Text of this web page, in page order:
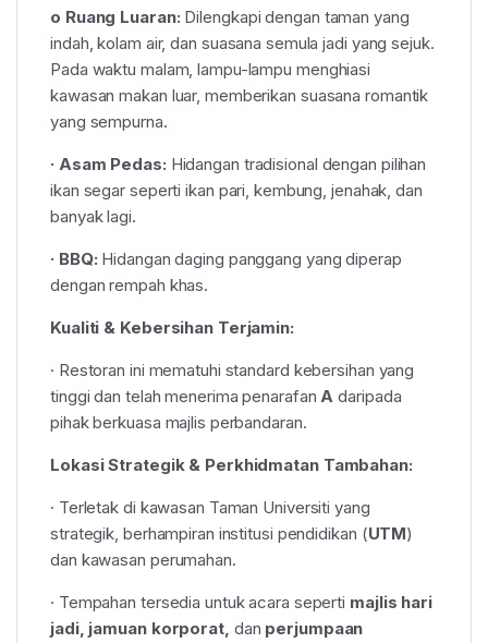
o Ruang Luaran: Dilengkapi dengan taman yang
indah, kolam air, dan suasana semula jadi yang sejuk.
Pada waktu malam, lampu-lampu menghiasi
kawasan makan luar, memberikan suasana romantik
yang sempurna.
· Asam Pedas: Hidangan tradisional dengan pilihan
ikan segar seperti ikan pari, kembung, jenahak, dan
banyak lagi.
· BBQ: Hidangan daging panggang yang diperap
dengan rempah khas.
Kualiti & Kebersihan Terjamin:
· Restoran ini mematuhi standard kebersihan yang
tinggi dan telah menerima penarafanA daripada
pihak berkuasa majlis perbandaran.
Lokasi Strategik & Perkhidmatan Tambahan:
· Terletak di kawasan Taman Universiti yang
strategik, berhampiran institusi pendidikan (UTM)
dan kawasan perumahan.
· Tempahan tersedia untuk acara seperti majlis hari
jadi, jamuan korporat, dan perjumpaan